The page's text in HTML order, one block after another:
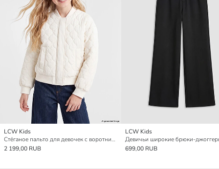
LCW Kids
Стёганое пальто для девочек с воротником-стойкой
2 199,00 RUB
LCW Kids
Девичьи широкие брюки-
699,00 RUB